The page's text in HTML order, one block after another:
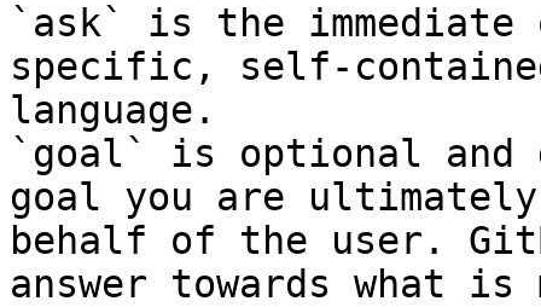
`ask` is the
specific, self-
language.
`goal` is optional and
goal you are
behalf of the user.
answer towards what